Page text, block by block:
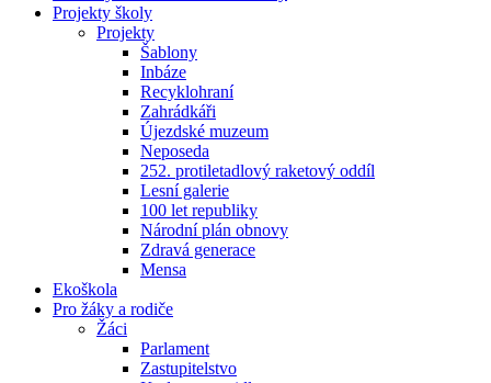
Projekty školy
Projekty
Šablony
Inbáze
Recyklohraní
Zahrádkáři
Újezdské muzeum
Neposeda
252. protiletadlový raketový oddíl
Lesní galerie
100 let republiky
Národní plán obnovy
Zdravá generace
Mensa
Ekoškola
Pro žáky a rodiče
Žáci
Parlament
Zastupitelstvo